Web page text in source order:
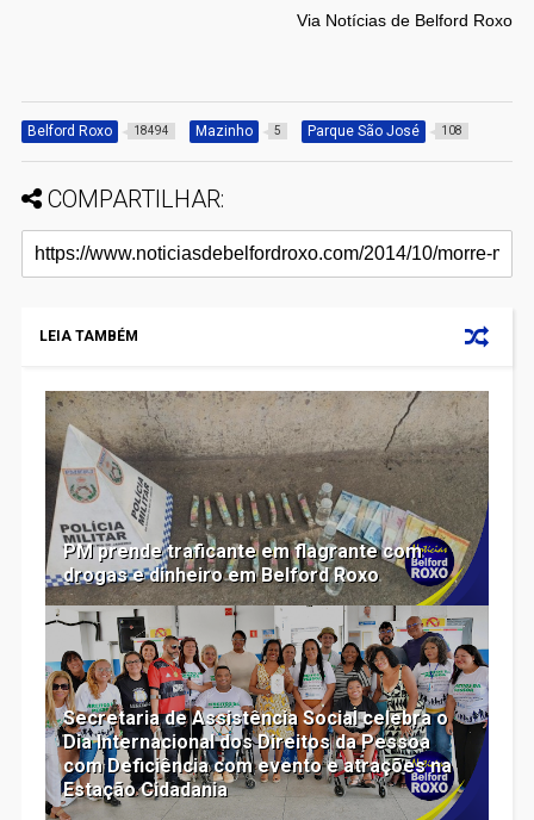
Via Notícias de Belford Roxo
Belford Roxo 18494 Mazinho 5 Parque São José 108
COMPARTILHAR:
LEIA TAMBÉM
PM prende traficante em flagrante com
drogas e dinheiro em Belford Roxo
Secretaria de Assistência Social celebra o
Dia Internacional dos Direitos da Pessoa
com Deficiência com evento e atrações na
Estação Cidadania